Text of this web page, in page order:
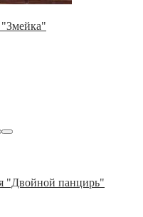
"Двойной панцирь"